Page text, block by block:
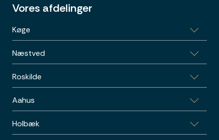
Vores afdelinger
Køge
Bag Haverne 32, 4600 Køge
Næstved
Garnisonsvej 2, 4700 Næstved
Roskilde
Skomagergade 15, 3, 4000 Roskilde
Aahus
Vestre Ringgade 26-28, 1.sal, 8000 Aarhus C
Holbæk